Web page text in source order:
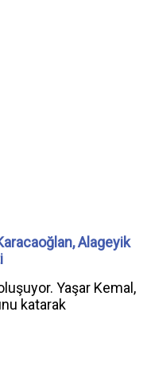
Alageyik
Yaşar Kemal,
katarak